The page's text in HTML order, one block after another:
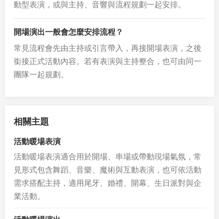
動型表演，或與主持、音響與流程規劃一起安排。
開場演出一般會怎麼安排流程？
常見流程會先由主持或引言帶入，再接開場表演，之後
銜接正式活動內容。若有表演與主持整合，也可由同一
團隊一起規劃。
相關主題
活動暖場表演
活動暖場表演適合用於開場、串場或帶動現場氣氛，常
見形式包含舞蹈、音樂、魔術與互動表演，也可依活動
需求搭配主持，適用尾牙、婚禮、開幕、生日派對與企
業活動。